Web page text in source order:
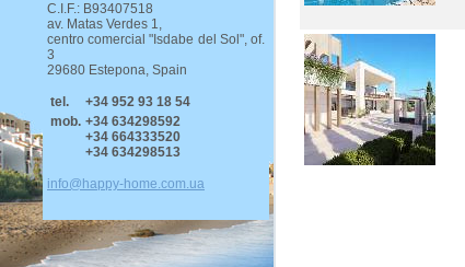
C.I.F.: B93407518
av. Matas Verdes 1,
centro comercial "Isdabe del Sol", of.
3
29680 Estepona, Spain
tel.
+34 952 93 18 54
mob. +34 634298592
+34 664333520
+34 634298513
info@happy-home.com.ua